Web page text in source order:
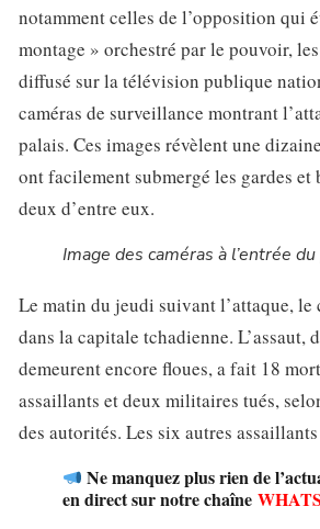
notamment celles de l’opposition qui
montage » orchestré par le pouvoir,
diffusé sur la télévision publique
caméras de surveillance montrant
palais. Ces images révèlent une
ont facilement submergé les gardes et
deux d’entre eux.
Image des caméras à l’entrée
Le matin du jeudi suivant l’attaque, le
dans la capitale tchadienne. L’assaut,
demeurent encore floues, a fait 18
assaillants et deux militaires tués,
des autorités. Les six autres
Ne manquez plus rien de
en direct sur notre chaîne